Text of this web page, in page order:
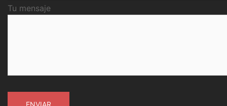
Tu mensaje